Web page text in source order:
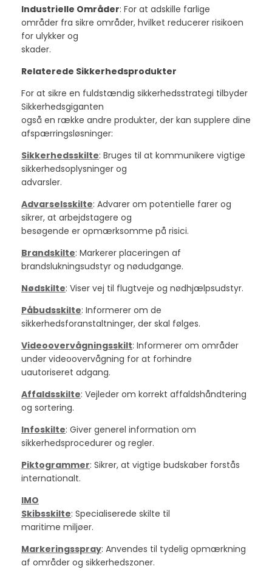
Industrielle Områder: For at adskille farlige
områder fra sikre områder, hvilket reducerer risikoen
for ulykker og
skader.
Relaterede Sikkerhedsprodukter
For at sikre en fuldstændig sikkerhedsstrategi tilbyder
Sikkerhedsgiganten
også en række andre produkter, der kan supplere dine
afspærringsløsninger:
Sikkerhedsskilte: Bruges til at kommunikere vigtige
sikkerhedsoplysninger og
advarsler.
Advarselsskilte: Advarer om potentielle farer og
sikrer, at arbejdstagere og
besøgende er opmærksomme på risici.
Brandskilte: Markerer placeringen af
brandslukningsudstyr og nødudgange.
Nødskilte: Viser vej til flugtveje og nødhjælpsudstyr.
Påbudsskilte: Informerer om de
sikkerhedsforanstaltninger, der skal følges.
Videoovervågningsskilt: Informerer om områder
under videoovervågning for at forhindre
uautoriseret adgang.
Affaldsskilte: Vejleder om korrekt affaldshåndtering
og sortering.
Infoskilte: Giver generel information om
sikkerhedsprocedurer og regler.
Piktogrammer: Sikrer, at vigtige budskaber forstås
internationalt.
IMO
Skibsskilte: Specialiserede skilte til
maritime miljøer.
Markeringsspray: Anvendes til tydelig opmærkning
af områder og sikkerhedszoner.